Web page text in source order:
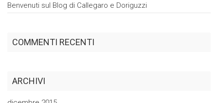
Benvenuti sul Blog di Callegaro e Doriguzzi
COMMENTI RECENTI
ARCHIVI